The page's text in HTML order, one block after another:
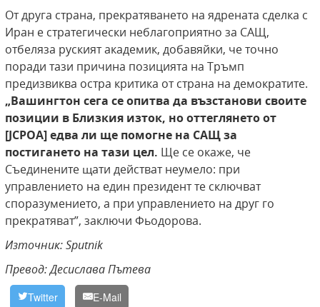
От друга страна, прекратяването на ядрената сделка с
Иран е стратегически неблагоприятно за САЩ,
отбеляза руският академик, добавяйки, че точно
поради тази причина позицията на Тръмп
предизвиква остра критика от страна на демократите.
„Вашингтон сега се опитва да възстанови своите
позиции в Близкия изток, но оттеглянето от
[JCPOA] едва ли ще помогне на САЩ за
постигането на тази цел. Ще се окаже, че
Съединените щати действат неумело: при
управлението на един президент те сключват
споразумението, а при управлението на друг го
прекратяват”, заключи Фьодорова.
Източник: Sputnik
Превод: Десислава Пътева
Twitter E-Mail